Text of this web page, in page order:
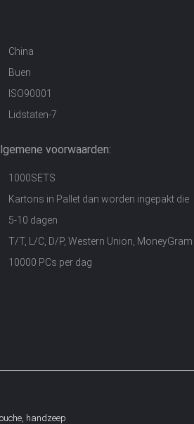
China
Buen
ISO90001
Lidstaten-7
voorwaarden:
1000SETS
Kartons in Pallet dan worden ingepakt die
5-10 dagen
T/T, L/C, D/P, Western Union, MoneyGram
10000 PCs per dag
handzeep